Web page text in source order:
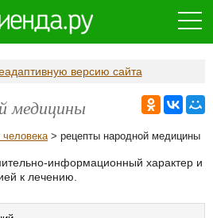
версию сайта
медицины
человека> рецепты народной медицины
информационный характер и
к лечению.